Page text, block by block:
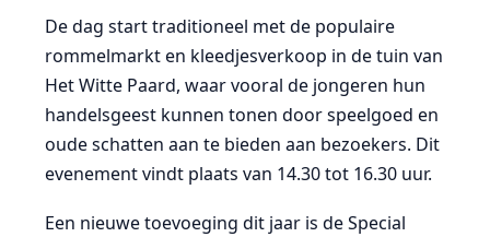
De dag start traditioneel met de populaire
rommelmarkt en kleedjesverkoop in de tuin van
Het Witte Paard, waar vooral de jongeren hun
handelsgeest kunnen tonen door speelgoed en
oude schatten aan te bieden aan bezoekers. Dit
evenement vindt plaats van 14.30 tot 16.30 uur.
Een nieuwe toevoeging dit jaar is de Special